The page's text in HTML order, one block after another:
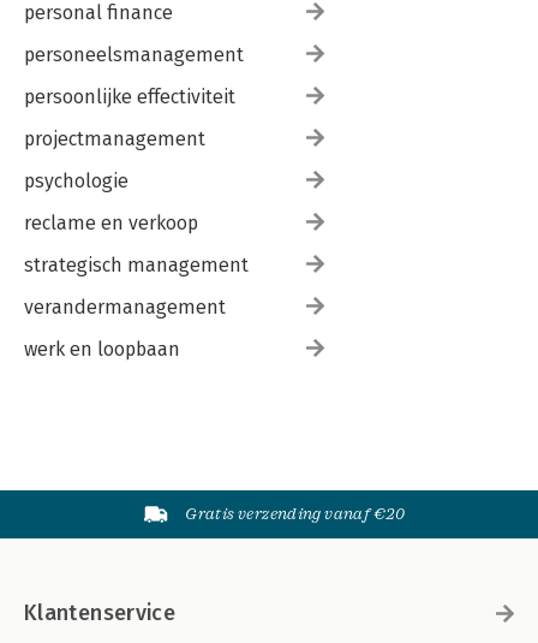
company programma’s, in Nederland en
andere Europese landen. Ook biedt
voor haar werk als strategisch adviseur
personal finance
personeelsmanagement
persoonlijke effectiviteit
projectmanagement
psychologie
reclame en verkoop
strategisch management
verandermanagement
werk en loopbaan
Gratis verzending vanaf €20
Klantenservice